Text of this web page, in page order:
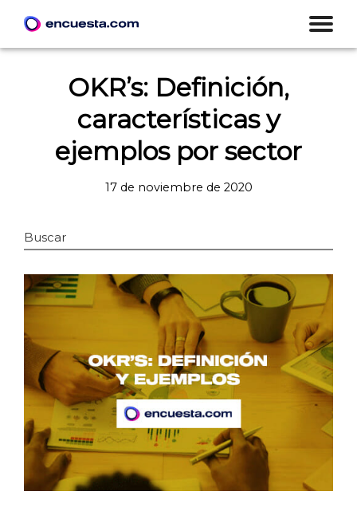
OKR’s: Definición,
características y
ejemplos por sector
17 de noviembre de 2020
Buscar